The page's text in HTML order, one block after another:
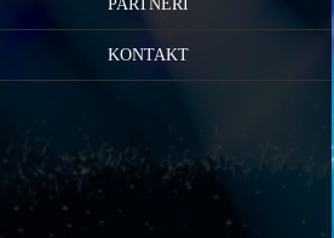
PARTNERI
KONTAKT